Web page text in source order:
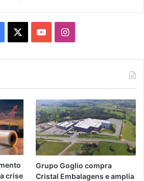
YouTubeInstagram
crise
Grupo Goglio compra
Cristal Embalagens e amplia